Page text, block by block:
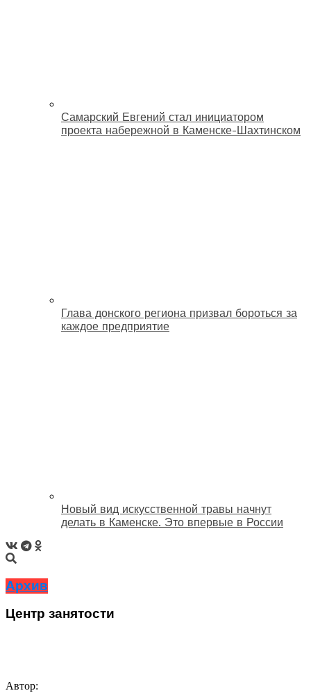
Самарский Евгений стал инициатором
проекта набережной в Каменске-Шахтинском
Глава донского региона призвал бороться за
каждое предприятие
Новый вид искусственной травы начнут
делать в Каменске. Это впервые в России
Архив
Центр занятости
Автор: